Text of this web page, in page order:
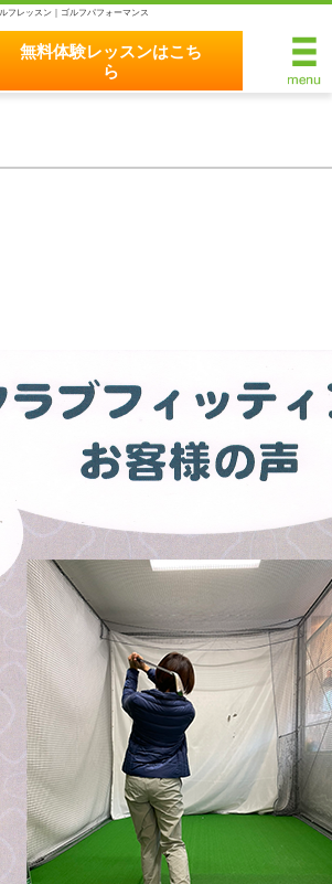
フレッスン｜ゴルフパフォーマンス
無料体験レッスンはこち
ら
料体験レッスンはこちら
マンレッスン
ン理論
ーチング
ングの５つのこだわり
ッド
い（初心者）
初心者）
たい（中・上級者）
い